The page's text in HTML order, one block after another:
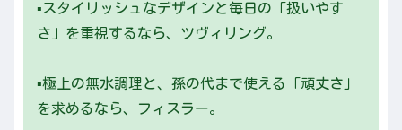
▪️スタイリッシュなデザインと毎日の「扱いやす
さ」を重視するなら、ツヴィリング。
▪️極上の無水調理と、孫の代まで使える「頑丈さ」
を求めるなら、フィスラー。